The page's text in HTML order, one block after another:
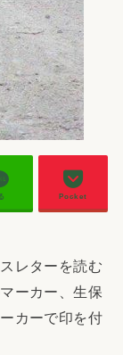
Pocket
レターを読む
ーカー、生保
カーで印を付